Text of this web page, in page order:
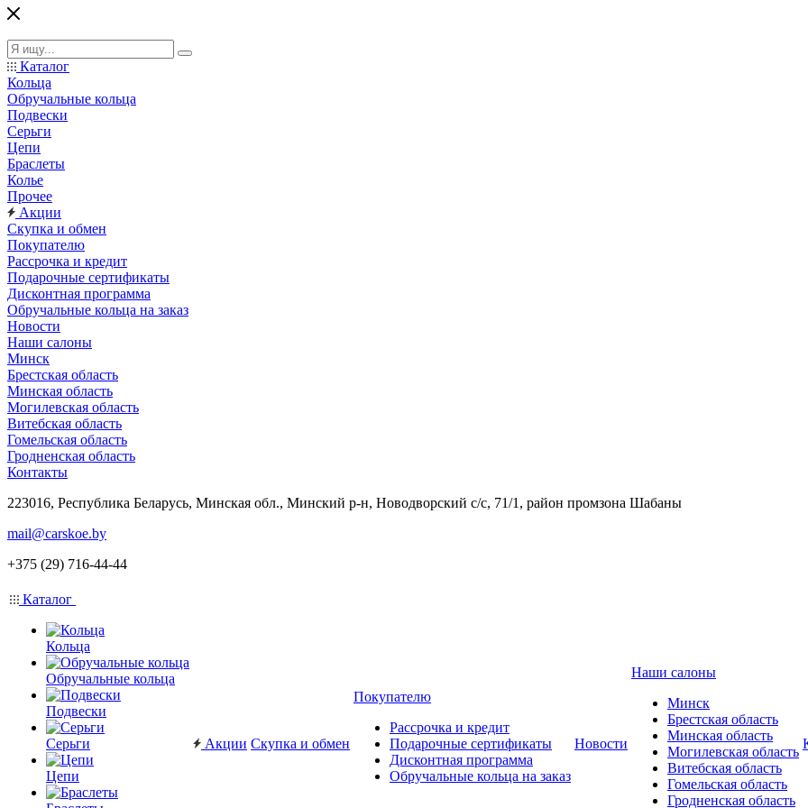
Каталог
Кольца
Обручальные кольца
Подвески
Серьги
Цепи
Браслеты
Колье
Прочее
Акции
Скупка и обмен
Покупателю
Рассрочка и кредит
Подарочные сертификаты
Дисконтная программа
Обручальные кольца на заказ
Новости
Наши салоны
Минск
Брестская область
Минская область
Могилевская область
Витебская область
Гомельская область
Гродненская область
Контакты
223016, Республика Беларусь, Минская обл., Минский р-н, Новодворский с/с, 71/1, район промзона Шабаны
mail@carskoe.by
+375 (29) 716-44-44
Каталог
Кольца
Обручальные кольца
Подвески
Серьги
Цепи
Акции Скупка и обмен
Покупателю
Рассрочка и кредит
Подарочные сертификаты
Дисконтная программа
Обручальные кольца на заказ
Новости
Наши салоны
Минск
Брестская область
Минская область
Могилевская область
Витебская область
Гомельская область
Гродненская область